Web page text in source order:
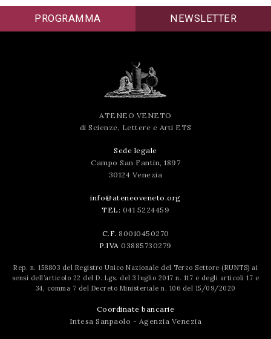
PROGRAMMA NEWSLETTER
ATENEO VENETO
di Scienze, Lettere e Arti ETS
Sede legale
Campo San Fantin, 1897
30124 Venezia
info@ateneoveneto.org
TEL: 041 5224459
C.F. 80010450270
P.IVA 03885730279
Rep. n. 158803 del Registro Unico Nazionale del Terzo Settore (RUNTS) ai
sensi dell’articolo 22 del D. Lgs. del 3 luglio 2017 n. 117 e degli articoli 17 e
34, comma 7 del Decreto Ministeriale n. 106 del 15/09/2020
Coordinate bancarie
Intesa Sanpaolo - Agenzia Venezia